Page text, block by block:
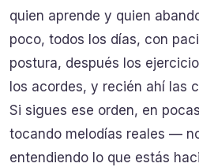
quien aprende y quien
poco, todos los días, con
postura, después los
los acordes, y recién ahí las
Si sigues ese orden, en
tocando melodías reales —
entendiendo lo que estás